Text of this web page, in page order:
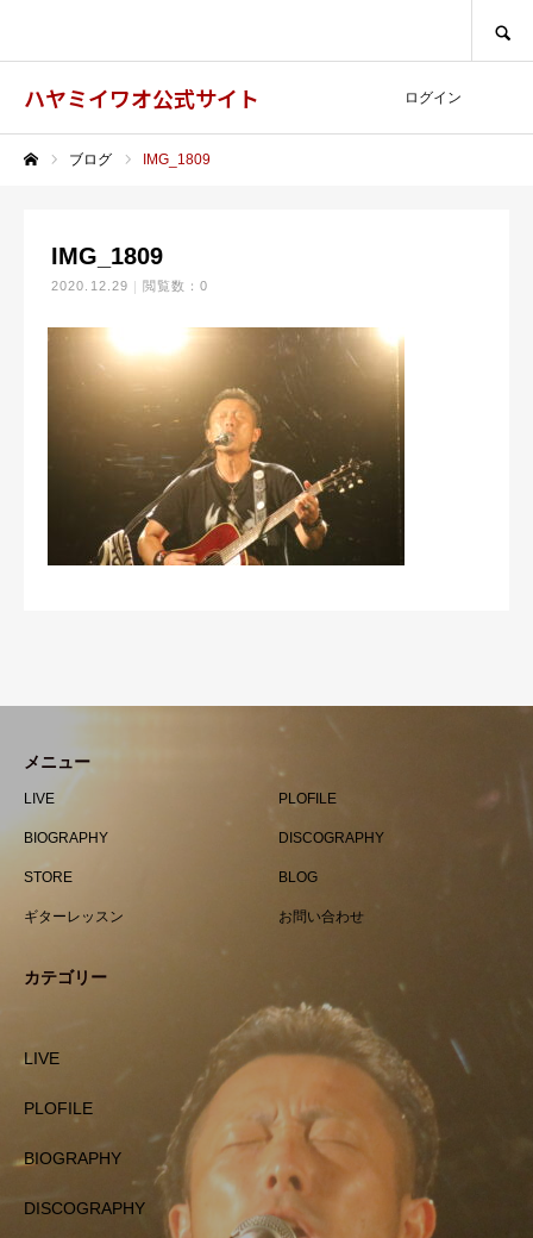
ハヤミイワオ公式サイト ログイン
ブログ IMG_1809
IMG_1809
2020.12.29 閲覧数：0
メニュー
LIVE PLOFILE
BIOGRAPHY DISCOGRAPHY
STORE BLOG
ギターレッスン お問い合わせ
カテゴリー
LIVE
PLOFILE
BIOGRAPHY
DISCOGRAPHY